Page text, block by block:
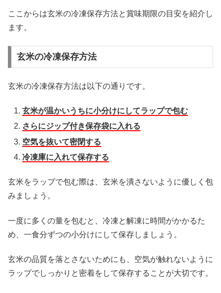
ここからは玄米の冷凍保存方法と賞味期限の目安を紹介し
ます。
玄米の冷凍保存方法
玄米の冷凍保存方法は以下の通りです。
玄米が温かいうちに小分けにしてラップで包む
さらにジップ付き保存袋に入れる
空気を抜いて密閉する
冷凍庫に入れて保存する
玄米をラップで包む際は、玄米を潰さないように優しく包
みましょう。
一度に多くの量を包むと、冷凍と解凍に時間がかかるた
め、一食分ずつの小分けにして保存しましょう。
玄米の品質を落とさないためにも、空気が触れないように
ラップでしっかりと密着をして保存することが大切です。